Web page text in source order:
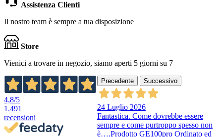
Assistenza Clienti
Il nostro team è sempre a tua disposizione
Store
Vienici a trovare in negozio, siamo aperti 5 giorni su 7
4,8/5
1.491
recensioni
Precedente Successivo
24 Luglio 2026
Fantastica. Come dovrebbe essere
sempre e come purtroppo spesso non
è….Prodotto GE100pro Ordinato ed